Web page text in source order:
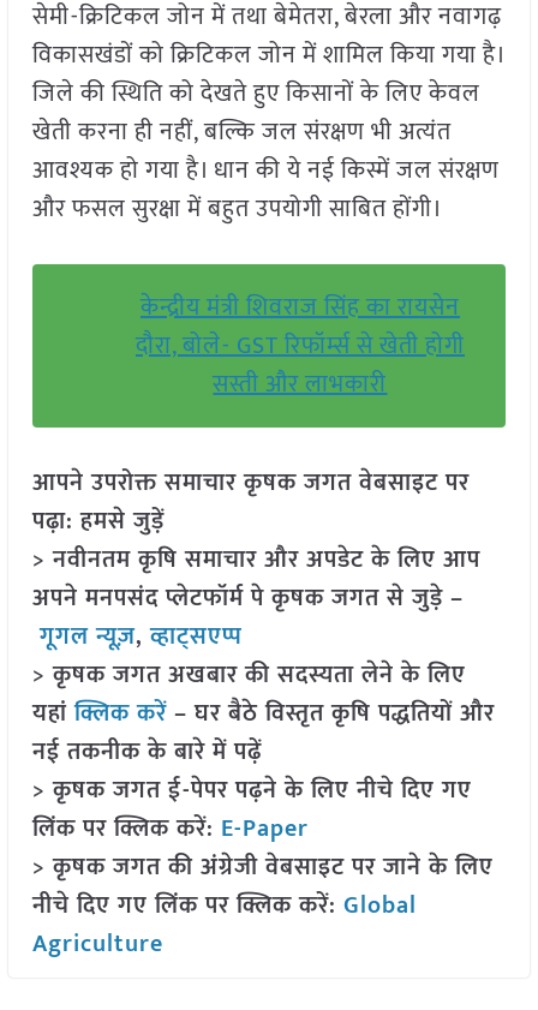
सेमी-क्रिटिकल जोन में तथा बेमेतरा, बेरला और नवागढ़
विकासखंडों को क्रिटिकल जोन में शामिल किया गया है।
जिले की स्थिति को देखते हुए किसानों के लिए केवल
खेती करना ही नहीं, बल्कि जल संरक्षण भी अत्यंत
आवश्यक हो गया है। धान की ये नई किस्में जल संरक्षण
और फसल सुरक्षा में बहुत उपयोगी साबित होंगी।
केन्द्रीय मंत्री शिवराज सिंह का रायसेन
दौरा, बोले- GST रिफॉर्म्स से खेती होगी
सस्ती और लाभकारी
आपने उपरोक्त समाचार कृषक जगत वेबसाइट पर
पढ़ा: हमसे जुड़ें
> नवीनतम कृषि समाचार और अपडेट के लिए आप
अपने मनपसंद प्लेटफॉर्म पे कृषक जगत से जुड़े –
गूगल न्यूज़,व्हाट्सएप्प
> कृषक जगत अखबार की सदस्यता लेने के लिए
यहांक्लिक करें– घर बैठे विस्तृत कृषि पद्धतियों और
नई तकनीक के बारे में पढ़ें
> कृषक जगत ई-पेपर पढ़ने के लिए नीचे दिए गए
लिंक पर क्लिक करें: E-Paper
> कृषक जगत की अंग्रेजी वेबसाइट पर जाने के लिए
नीचे दिए गए लिंक पर क्लिक करें: Global
Agriculture